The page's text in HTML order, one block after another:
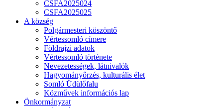
CSFA2025024
CSFA2025025
A község
Polgármesteri köszöntő
Vértessomló címere
Földrajzi adatok
Vértessomló története
Nevezetességek, látnivalók
Hagyományőrzés, kulturális élet
Somló Üdülőfalu
Közművek információs lap
Önkormányzat